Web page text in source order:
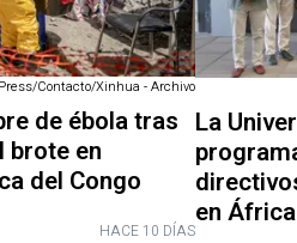
Contacto/Xinhua - Archivo
de ébola tras
brote en
del Congo
HACE 10 DÍAS
La
en África